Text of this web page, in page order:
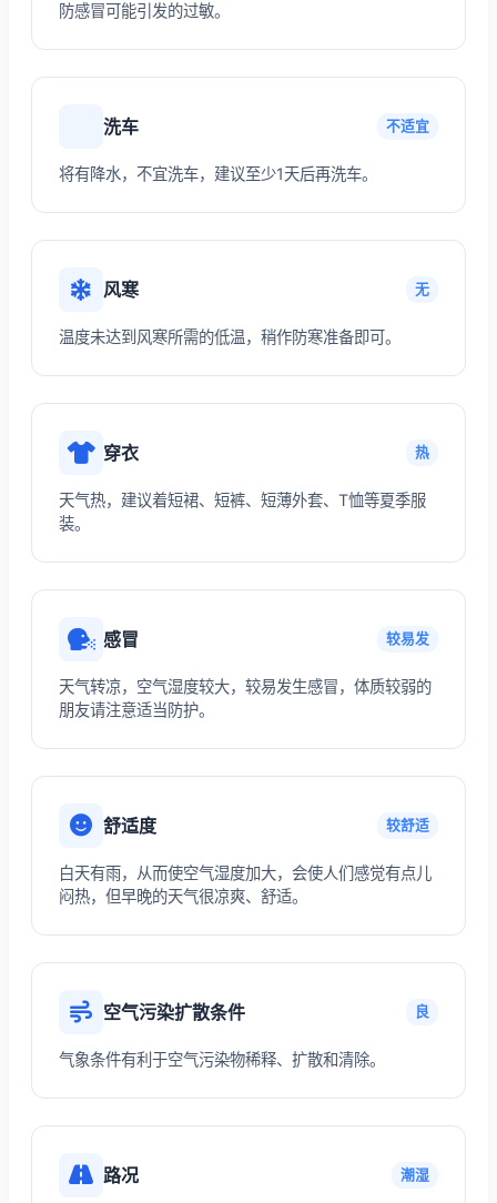
防感冒可能引发的过敏。
洗车 不适宜
将有降水，不宜洗车，建议至少1天后再洗车。
风寒 无
温度未达到风寒所需的低温，稍作防寒准备即可。
穿衣 热
天气热，建议着短裙、短裤、短薄外套、T恤等夏季服
装。
感冒 较易发
天气转凉，空气湿度较大，较易发生感冒，体质较弱的
朋友请注意适当防护。
舒适度 较舒适
白天有雨，从而使空气湿度加大，会使人们感觉有点儿
闷热，但早晚的天气很凉爽、舒适。
空气污染扩散条件 良
气象条件有利于空气污染物稀释、扩散和清除。
路况 潮湿